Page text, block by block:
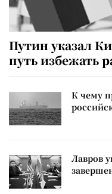
Путин указал
путь избежать
К чему
Лавров